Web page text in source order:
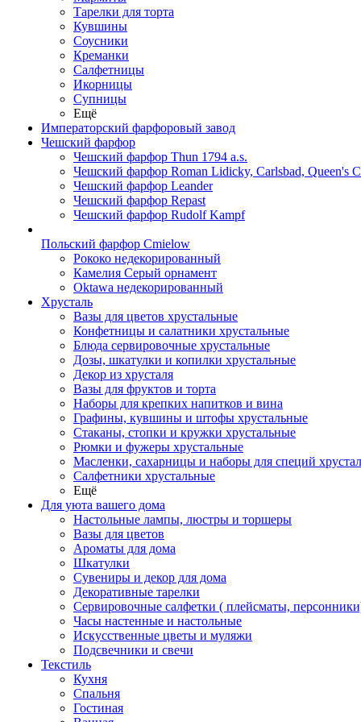
Тарелки для торта
Кувшины
Соусники
Креманки
Салфетницы
Икорницы
Супницы
Ещё
Императорский фарфоровый завод
Чешский фарфор
Чешский фарфор Thun 1794 a.s.
Чешский фарфор Roman Lidicky, Carlsbad, Queen's
Чешский фарфор Leander
Чешский фарфор Repast
Чешский фарфор Rudolf Kampf
Польский фарфор Сmielow
Рококо недекорированный
Камелия Серый орнамент
Oktawa недекорированный
Хрусталь
Вазы для цветов хрустальные
Конфетницы и салатники хрустальные
Блюда сервировочные хрустальные
Дозы, шкатулки и копилки хрустальные
Декор из хрусталя
Вазы для фруктов и торта
Наборы для крепких напитков и вина
Графины, кувшины и штофы хрустальные
Стаканы, стопки и кружки хрустальные
Рюмки и фужеры хрустальные
Масленки, сахарницы и наборы для специй
Салфетники хрустальные
Ещё
Для уюта вашего дома
Настольные лампы, люстры и торшеры
Вазы для цветов
Ароматы для дома
Шкатулки
Сувениры и декор для дома
Декоративные тарелки
Сервировочные салфетки ( плейсматы,
Часы настенные и настольные
Искусственные цветы и муляжи
Подсвечники и свечи
Текстиль
Кухня
Спальня
Гостиная